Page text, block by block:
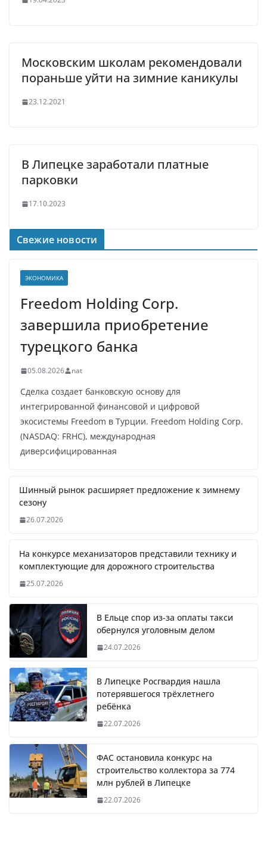
Московским школам рекомендовали
пораньше уйти на зимние каникулы
23.12.2021
В Липецке заработали платные
парковки
17.10.2023
Свежие новости
ЭКОНОМИКА
Freedom Holding Corp.
завершила приобретение
турецкого банка
05.08.2026 nat
Сделка создает банковскую основу для
интегрированной финансовой и цифровой
экосистемы Freedom в Турции. Freedom Holding Corp.
(NASDAQ: FRHC), международная
диверсифицированная
Шинный рынок расширяет предложение к зимнему
сезону
26.07.2026
На конкурсе механизаторов представили технику и
комплектующие для дорожного строительства
25.07.2026
В Ельце спор из-за оплаты такси
обернулся уголовным делом
24.07.2026
В Липецке Росгвардия нашла
потерявшегося трёхлетнего
ребёнка
22.07.2026
ФАС остановила конкурс на
строительство коллектора за 774
млн рублей в Липецке
22.07.2026